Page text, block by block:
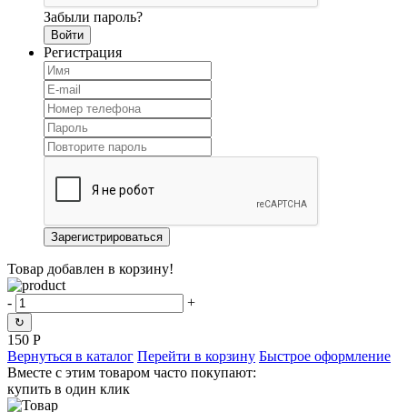
Забыли пароль?
Регистрация
Товар добавлен в корзину!
- +
↻
150 Р
Вернуться в каталог Перейти в корзину Быстрое оформление
Вместе с этим товаром часто покупают:
купить в один клик